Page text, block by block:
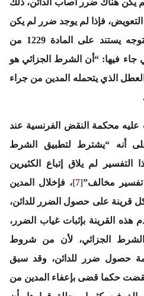
يكن هناك ضرر أصاب الدائن، ذلك
فإذا لم يوجد ضرر لم يكن
، فهذا التوجه يستند على المادة 1229 من
جاء فيها: “أن الشرط الجزائي هو
الذي يتحمله المدين من جراء
محكمة النقض الفرنسية عند
أنه “يشترط لتطبيق الشرط
لم يلاق إتباع الكثيرين
مخالف”[7]
، فإخلال المدين
قرينة على حصول الضرر للدائن،
هذه القرينة بإثبات غياب الضرر،
الشرط الجزائي، لأن من شروط
حصول ضرر للدائن، وقد سبق
حكما قضى بإعفاء المدين من